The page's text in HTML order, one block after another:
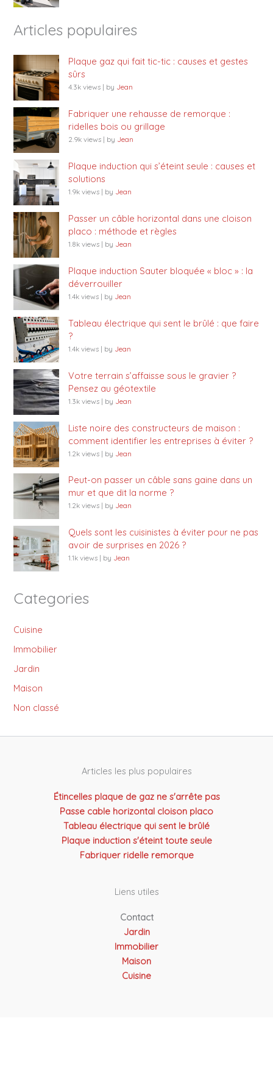
Articles populaires
Plaque gaz qui fait tic-tic : causes et gestes
sûrs
4.3k views | by Jean
Fabriquer une rehausse de remorque :
ridelles bois ou grillage
2.9k views | by Jean
Plaque induction qui s’éteint seule : causes et
solutions
1.9k views | by Jean
Passer un câble horizontal dans une cloison
placo : méthode et règles
1.8k views | by Jean
Plaque induction Sauter bloquée « bloc » : la
déverrouiller
1.4k views | by Jean
Tableau électrique qui sent le brûlé : que faire
?
1.4k views | by Jean
Votre terrain s’affaisse sous le gravier ?
Pensez au géotextile
1.3k views | by Jean
Liste noire des constructeurs de maison :
comment identifier les entreprises à éviter ?
1.2k views | by Jean
Peut-on passer un câble sans gaine dans un
mur et que dit la norme ?
1.2k views | by Jean
Quels sont les cuisinistes à éviter pour ne pas
avoir de surprises en 2026 ?
1.1k views | by Jean
Categories
Cuisine
Immobilier
Jardin
Maison
Non classé
Articles les plus populaires
Étincelles plaque de gaz ne s'arrête pas
Passe cable horizontal cloison placo
Tableau électrique qui sent le brûlé
Plaque induction s'éteint toute seule
Fabriquer ridelle remorque
Liens utiles
Contact
Jardin
Immobilier
Maison
Cuisine